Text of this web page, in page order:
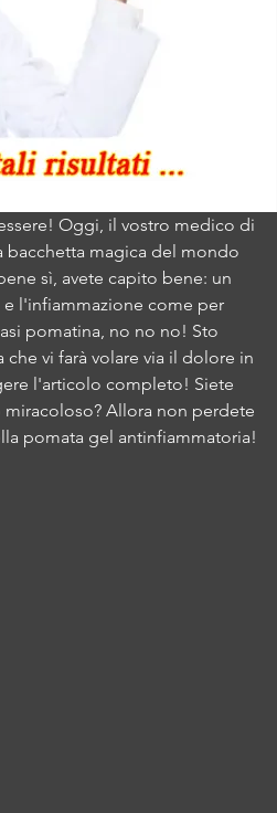
Oggi, il vostro medico di
bacchetta magica del mondo
sì, avete capito bene: un
l'infiammazione come per
pomatina, no no no! Sto
vi farà volare via il dolore in
l'articolo completo! Siete
Allora non perdete
pomata gel antinfiammatoria!